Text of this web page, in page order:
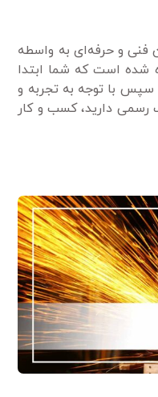
فنی و حرفه‌ای به واسطه
شده است که شما ابتدا
سپس با توجه به تجربه و
دارید، کسب و کار